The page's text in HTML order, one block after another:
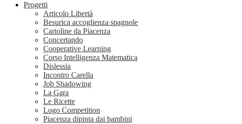
Progetti
Articolo Libertà
Besurica accoglienza spagnole
Cartoline da Piacenza
Concertando
Cooperative Learning
Corso Intelligenza Matematica
Dislessia
Incontro Carella
Job Shadowing
La Gara
Le Ricette
Logo Competition
Piacenza dipinta dai bambini